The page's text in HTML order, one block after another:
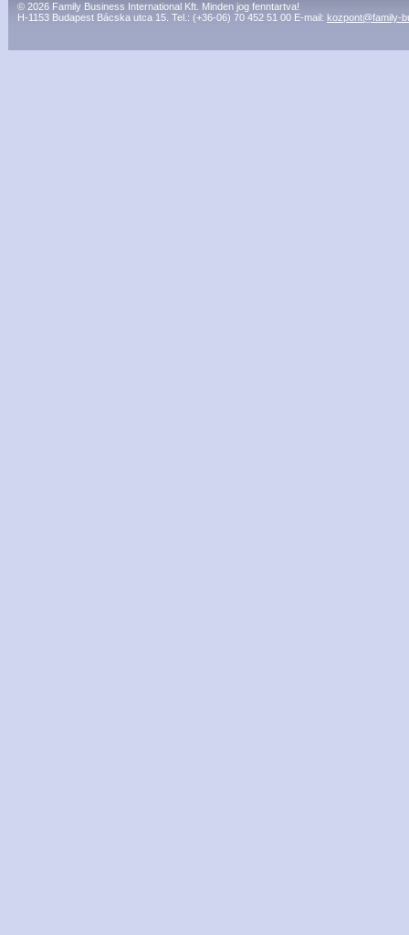
© 2026 Family Business International Kft. Minden jog fenntartva!
H-1153 Budapest Bácska utca 15. Tel.: (+36-06) 70 452 51 00 E-mail: kozpont@family-